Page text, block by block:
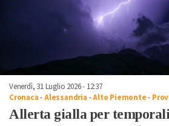
Venerdì, 31 Luglio 2026 - 12:37
Cronaca-Alessandria -Alto Piemonte-
Allerta gialla per